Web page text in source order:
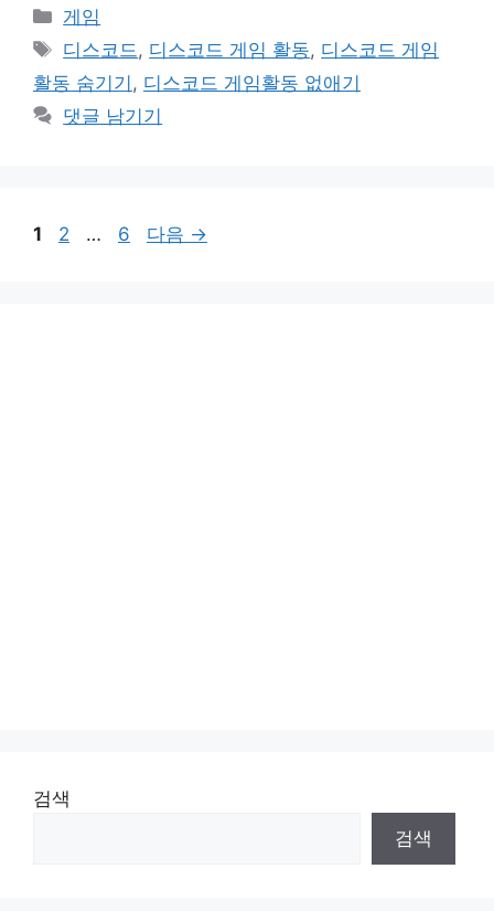
카
테
리
게임
태
그
디스코드, 디스코드 게임 활동, 디스코드 게임
활동 숨기기 , 디스코드 게임활동 없애기
댓글 남기기
페
1
페
2 …
페
6 다음 →
검색
검색